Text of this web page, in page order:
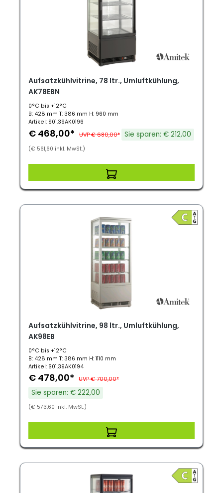
Aufsatzkühlvitrine, 78 ltr., Umluftkühlung,
AK78EBN
0°C bis +12°C
B: 428 mm T: 386 mm H: 960 mm
Artikel: S01.39AK0196
€ 468,00* UVP € 680,00* Sie sparen: € 212,00
(€ 561,60 inkl. MwSt.)
Aufsatzkühlvitrine, 98 ltr., Umluftkühlung,
AK98EB
0°C bis +12°C
B: 428 mm T: 386 mm H: 1110 mm
Artikel: S01.39AK0194
€ 478,00* UVP € 700,00*
Sie sparen: € 222,00
(€ 573,60 inkl. MwSt.)